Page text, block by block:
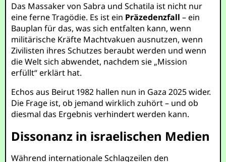
Das Massaker von Sabra und Schatila ist nicht nur
eine ferne Tragödie. Es ist ein Präzedenzfall – ein
Bauplan für das, was sich entfalten kann, wenn
militärische Kräfte Machtvakuen ausnutzen, wenn
Zivilisten ihres Schutzes beraubt werden und wenn
die Welt sich abwendet, nachdem sie „Mission
erfüllt“ erklärt hat.
Echos aus Beirut 1982 hallen nun in Gaza 2025 wider.
Die Frage ist, ob jemand wirklich zuhört – und ob
diesmal das Ergebnis verhindert werden kann.
Dissonanz in israelischen Medien
Während internationale Schlagzeilen den